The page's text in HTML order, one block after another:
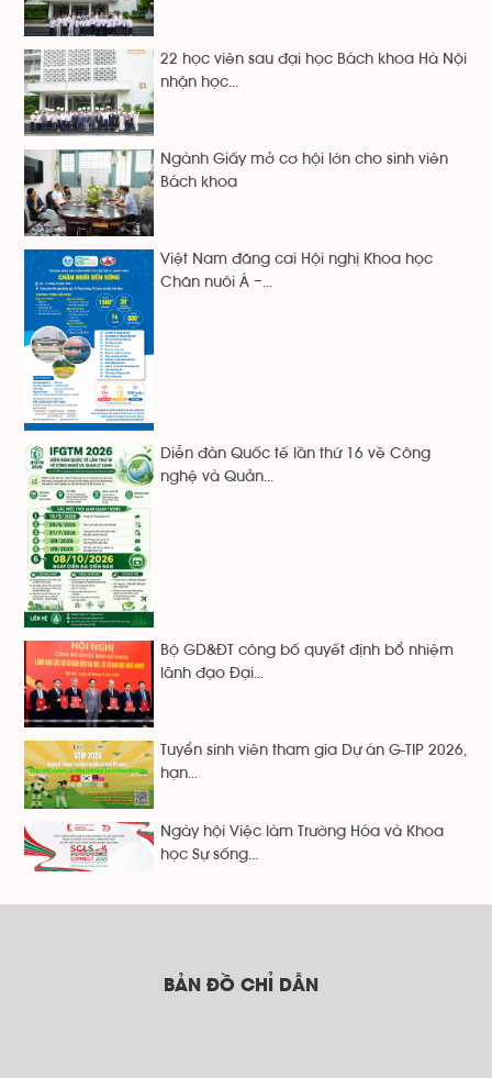
22 học viên sau đại học Bách khoa Hà Nội
nhận học...
Ngành Giấy mở cơ hội lớn cho sinh viên
Bách khoa
Việt Nam đăng cai Hội nghị Khoa học
Chăn nuôi Á –...
Diễn đàn Quốc tế lần thứ 16 về Công
nghệ và Quản...
Bộ GD&ĐT công bố quyết định bổ nhiệm
lãnh đạo Đại...
Tuyển sinh viên tham gia Dự án G-TIP 2026,
hạn...
Ngày hội Việc làm Trường Hóa và Khoa
học Sự sống...
BẢN ĐỒ CHỈ DẪN